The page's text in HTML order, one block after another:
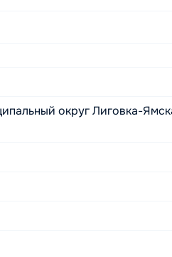
округ Лиговка-